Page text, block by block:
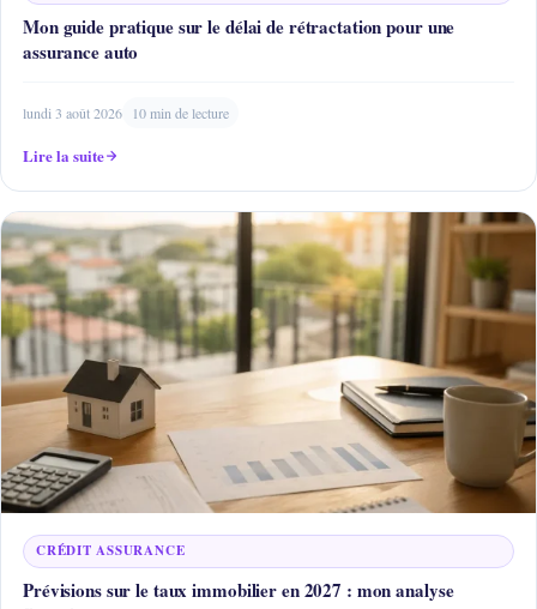
Mon guide pratique sur le délai de rétractation pour une
assurance auto
lundi 3 août 2026 10 min de lecture
Lire la suite
CRÉDIT ASSURANCE
Prévisions sur le taux immobilier en 2027 : mon analyse